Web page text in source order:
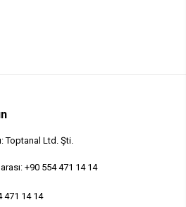
Toptanal Ltd. Şti.
+90 554 471 14 14
471 14 14